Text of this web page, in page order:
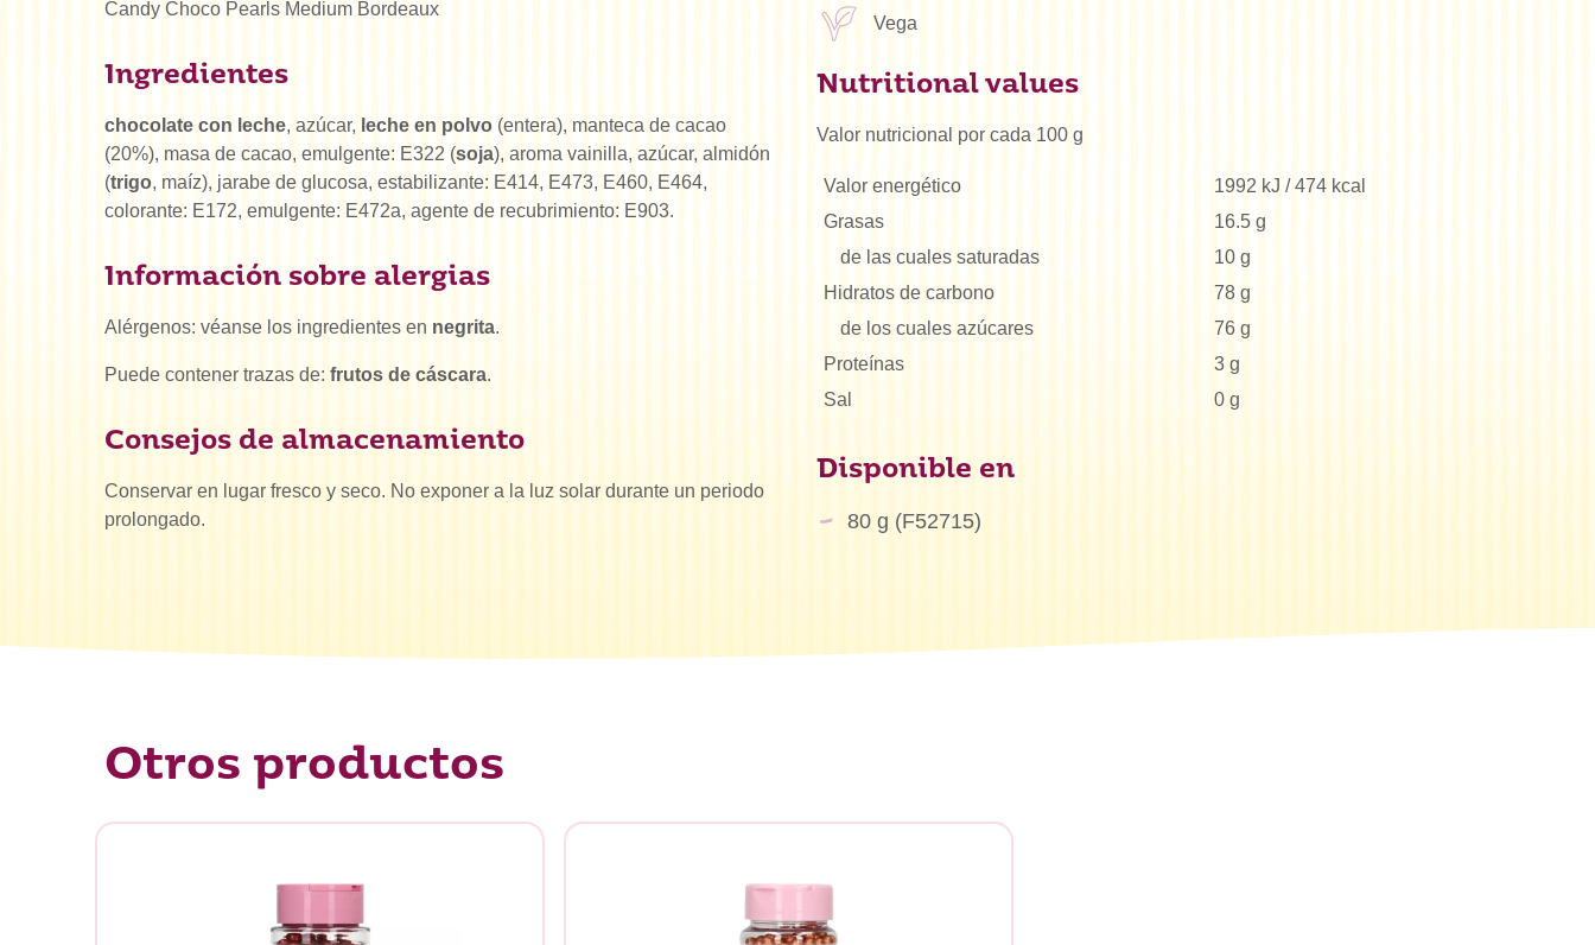
Candy Choco Pearls Medium Bordeaux
Ingredientes
chocolate con leche, azúcar, leche en polvo (entera), manteca de cacao
(20%), masa de cacao, emulgente: E322 (soja), aroma vainilla, azúcar, almidón
(trigo, maíz), jarabe de glucosa, estabilizante: E414, E473, E460, E464,
colorante: E172, emulgente: E472a, agente de recubrimiento: E903.
Información sobre alergias
Alérgenos: véanse los ingredientes en negrita.
Puede contener trazas de: frutos de cáscara.
Consejos de almacenamiento
Conservar en lugar fresco y seco. No exponer a la luz solar durante un periodo
prolongado.
Vega
Nutritional values
Valor nutricional por cada 100 g
Valor energético
1992 kJ / 474 kcal
Grasas
16.5 g
de las cuales saturadas
10 g
Hidratos de carbono
78 g
de los cuales azúcares
76 g
Proteínas
3 g
Sal
0 g
Disponible en
80 g (F52715)
Otros productos